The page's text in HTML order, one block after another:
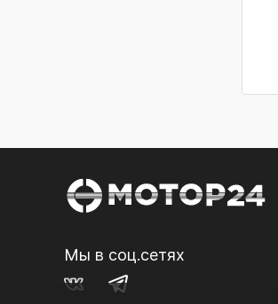
Мы в соц.сетях